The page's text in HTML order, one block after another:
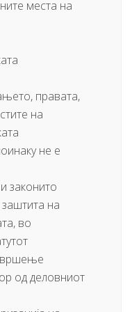
места на
правата,
на
не е
законито
на
во
вршење
од деловниот